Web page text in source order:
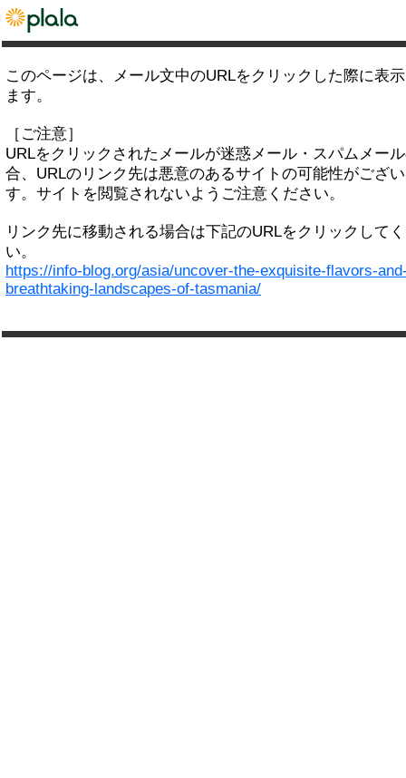
このページは、メール文中のURLをクリックした際に表
ます。
［ご注意］
URLをクリックされたメールが迷惑メール・スパムメー
合、URLのリンク先は悪意のあるサイトの可能性がござ
す。サイトを閲覧されないようご注意ください。
リンク先に移動される場合は下記のURLをクリックして
い。
https://info-blog.org/asia/uncover-the-exquisite-flavors-
breathtaking-landscapes-of-tasmania/